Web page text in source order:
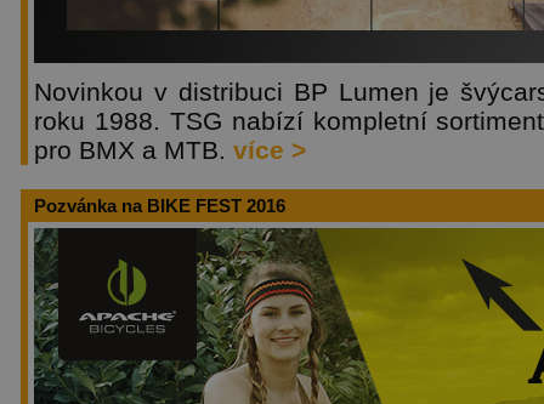
Novinkou v distribuci BP Lumen je
roku 1988. TSG nabízí kompletní
pro BMX a MTB. více >
Pozvánka na BIKE FEST 2016